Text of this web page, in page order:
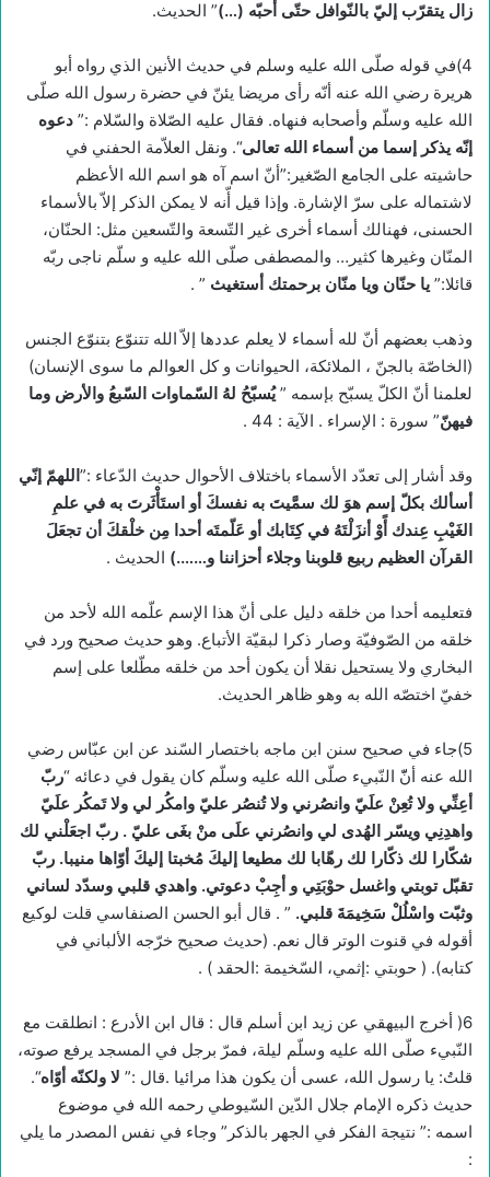
زال يتقرّب إليّ بالنّوافل حتّى أحبّه (…)” الحديث.
4)في قوله صلّى الله عليه وسلم في حديث الأنين الذي رواه أبو
هريرة رضي الله عنه أنّه رأى مريضا يئنّ في حضرة رسول الله صلّى
الله عليه وسلّم وأصحابه فنهاه. فقال عليه الصّلاة والسّلام :” دعوه
إنّه يذكر إسما من أسماء الله تعالى“. ونقل العلاّمة الحفني في
حاشيته على الجامع الصّغير:”أنّ اسم آه هو اسم الله الأعظم
لاشتماله على سرّ الإشارة. وإذا قيل أّنه لا يمكن الذكر إلاّ بالأسماء
الحسنى، فهنالك أسماء أخرى غير التّسعة والتّسعين مثل: الحنّان،
المنّان وغيرها كثير… والمصطفى صلّى الله عليه و سلّم ناجى ربّه
قائلا:” يا حنّان ويا منّان برحمتك أستغيث ” .
وذهب بعضهم أنّ لله أسماء لا يعلم عددها إلاّ الله تتنوّع بتنوّع الجنس
(الخاصّة بالجنّ ، الملائكة، الحيوانات و كل العوالم ما سوى الإنسان)
لعلمنا أنّ الكلّ يسبّح بإسمه ”يُسبّحُ لهُ السّماوات السّبعُ والأرض وما
فيهنّ” سورة : الإسراء . الآية : 44 .
وقد أشار إلى تعدّد الأسماء باختلاف الأحوال حديث الدّعاء :”اللهمّ إنّي
أسألك بكلّ إسم هوَ لك سمَّيتَ به نفسكَ أو استَأْثَرتَ به في علمِ
الغَيْبِ عِندك أًوْ أنزَلْتَهُ في كِتَابك أو عَلّمتَه أحدا مِن خلْقكَ أن تجعَلَ
القرآن العظيم ربيع قلوبنا وجلاء أحزاننا و…….) الحديث .
فتعليمه أحدا من خلقه دليل على أنّ هذا الإسم علّمه الله لأحد من
خلقه من الصّوفيّة وصار ذكرا لبقيّة الأتباع. وهو حديث صحيح ورد في
البخاري ولا يستحيل نقلا أن يكون أحد من خلقه مطّلعا على إسم
خفيّ اختصّه الله به وهو ظاهر الحديث.
5)جاء في صحيح سنن ابن ماجه باختصار السّند عن ابن عبّاس رضي
الله عنه أنّّ النّبيء صلّى الله عليه وسلّم كان يقول في دعائه “ربّ
أعِنِّي ولا تُعِنْ علَيّ وانصُرني ولا تُنصُر عليّ وامكُر لي ولا تَمكُر علَيّ
واهدِنِي ويسّر الهُدى لي وانصُرني علَى منْ بغَى عليّ . ربّ اجعَلْني لك
شكّارا لك ذكّارا لك رهّابا لك مطيعا إليكَ مُخبتا إليكَ أوّاها منيبا. ربّ
تقبّل توبتي واغسل حوْبَتِي و أجِبْ دعوتي. واهدي قلبي وسدّد لساني
وثبّت واسْلُلْ سَخِيمَةَ قلبي. ” . قال أبو الحسن الصنفاسي قلت لوكيع
أقوله في قنوت الوتر قال نعم. (حديث صحيح خرّجه الألباني في
كتابه). ( حوبتي :إثمي، السّخيمة :الحقد ) .
6( أخرج البيهقي عن زيد ابن أسلم قال : قال ابن الأدرع : انطلقت مع
النّبيء صلّى الله عليه وسلّم ليلة، فمرّ برجل في المسجد يرفع صوته،
قلتُ: يا رسول الله، عسى أن يكون هذا مرائيا .قال :” لا ولكنّه أوّاه“.
حديث ذكره الإمام جلال الدّين السّيوطي رحمه الله في موضوع
اسمه :” نتيجة الفكر في الجهر بالذكر” وجاء في نفس المصدر ما يلي
: